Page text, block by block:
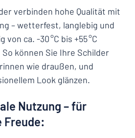
verbinden hohe Qualität mit
– wetterfest, langlebig und
ca. -30 °C bis +55 °C
So können Sie Ihre Schilder
wie draußen, und
Look glänzen.
Nutzung – für
Freude: